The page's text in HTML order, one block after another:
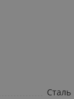
Сталь